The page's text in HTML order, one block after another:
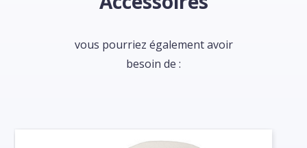
vous pourriez également avoir
besoin de :